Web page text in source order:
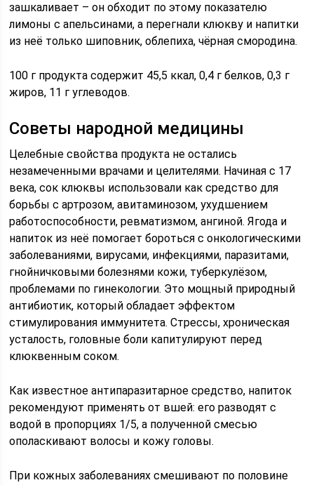
зашкаливает – он обходит по этому показателю
лимоны с апельсинами, а перегнали клюкву и напитки
из неё только шиповник, облепиха, чёрная смородина.
100 г продукта содержит 45,5 ккал, 0,4 г белков, 0,3 г
жиров, 11 г углеводов.
Советы народной медицины
Целебные свойства продукта не остались
незамеченными врачами и целителями. Начиная с 17
века, сок клюквы использовали как средство для
борьбы с артрозом, авитаминозом, ухудшением
работоспособности, ревматизмом, ангиной. Ягода и
напиток из неё помогает бороться с онкологическими
заболеваниями, вирусами, инфекциями, паразитами,
гнойничковыми болезнями кожи, туберкулёзом,
проблемами по гинекологии. Это мощный природный
антибиотик, который обладает эффектом
стимулирования иммунитета. Стрессы, хроническая
усталость, головные боли капитулируют перед
клюквенным соком.
Как известное антипаразитарное средство, напиток
рекомендуют применять от вшей: его разводят с
водой в пропорциях 1/5, а полученной смесью
ополаскивают волосы и кожу головы.
При кожных заболеваниях смешивают по половине